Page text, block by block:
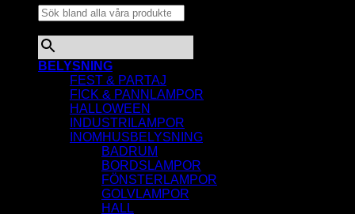
BELYSNING
FEST & PARTAJ
FICK & PANNLAMPOR
HALLOWEEN
INDUSTRILAMPOR
INOMHUSBELYSNING
BADRUM
BORDSLAMPOR
FÖNSTERLAMPOR
GOLVLAMPOR
HALL